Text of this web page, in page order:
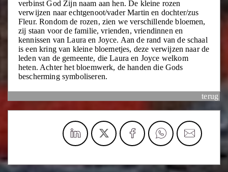
verbinst God Zijn naam aan hen. De kleine rozen
verwijzen naar echtgenoot/vader Martin en dochter/zus
Fleur. Rondom de rozen, zien we verschillende bloemen,
zij staan voor de familie, vrienden, vriendinnen en
kennissen van Laura en Joyce. Aan de rand van de schaal
is een kring van kleine bloemetjes, deze verwijzen naar de
leden van de gemeente, die Laura en Joyce welkom
heten. Achter het bloemwerk, de handen die Gods
bescherming symboliseren.
terug